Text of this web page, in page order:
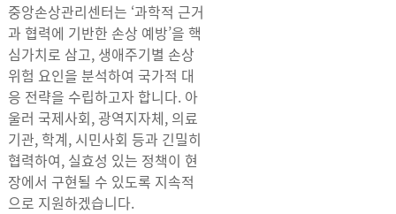
중앙손상관리센터는 ‘과학적 근거
과 협력에 기반한 손상 예방’을 핵
심가치로 삼고, 생애주기별 손상
위험 요인을 분석하여 국가적 대
응 전략을 수립하고자 합니다. 아
울러 국제사회, 광역지자체, 의료
기관, 학계, 시민사회 등과 긴밀히
협력하여, 실효성 있는 정책이 현
장에서 구현될 수 있도록 지속적
으로 지원하겠습니다.